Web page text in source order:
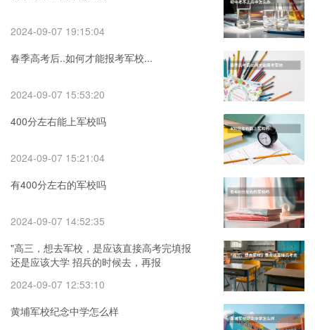
2024-09-07 19:15:04
春季高考后..如何才能报考军校...
2024-09-07 15:53:20
400分左右能上军校吗
2024-09-07 15:21:04
有400分左右的军校吗
2024-09-07 14:52:35
"高三，想去军校，是应该直接高考完填报
还是应该大学 招兵的时候去，再报
2024-09-07 12:53:10
黄埔军校纪念中学怎么样